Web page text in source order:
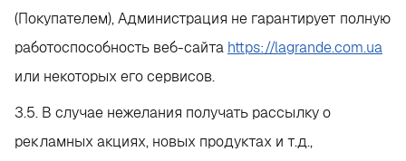
(Покупателем), Администрация не гарантирует полную
работоспособность веб-сайта https://lagrande.com.ua
или некоторых его сервисов.
3.5. В случае нежелания получать рассылку о
рекламных акциях, новых продуктах и т.д.,